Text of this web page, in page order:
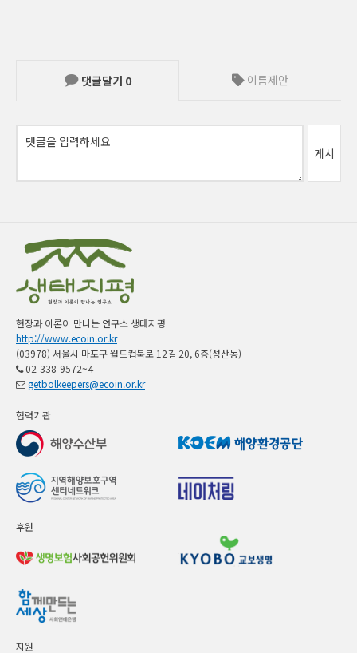
댓글달기 0 이름제안
게시
현장과 이론이 만나는 연구소 생태지평
http://www.ecoin.or.kr
(03978) 서울시 마포구 월드컵북로 12길 20, 6층(성산동)
02-338-9572~4
getbolkeepers@ecoin.or.kr
협력기관
후원
지원